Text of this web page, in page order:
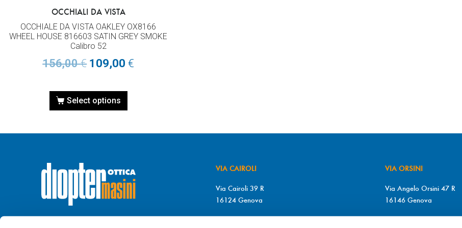
OCCHIALI DA VISTA
OCCHIALE DA VISTA OAKLEY OX8166
WHEEL HOUSE 816603 SATIN GREY SMOKE
Calibro 52
156,00€ 109,00€
Select options
VIA CAIROLI
Via Cairoli 39 R
16124 Genova
VIA ORSINI
Via Angelo Orsini 47 R
16146 Genova